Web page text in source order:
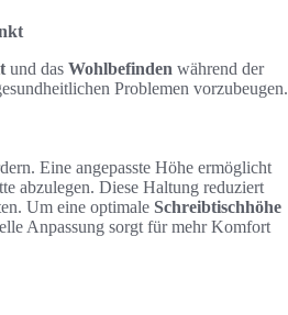
und das Wohlbefinden während der
Problemen vorzubeugen.
Eine angepasste Höhe ermöglicht
abzulegen. Diese Haltung reduziert
Um eine optimale Schreibtischhöhe
Anpassung sorgt für mehr Komfort